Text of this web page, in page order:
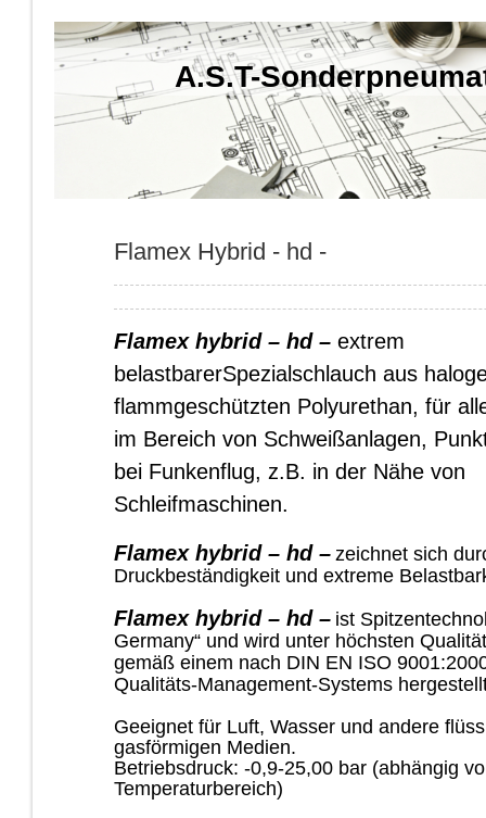
A.S.T-
Flamex Hybrid - hd -
Flamex hybrid – hd – extrem
belastbarerSpezialschlauch aus
flammgeschützten Polyurethan, für
im Bereich von Schweißanlagen,
bei Funkenflug, z.B. in der Nähe von
Schleifmaschinen.
Flamex hybrid – hd – zeichnet sich
Druckbeständigkeit und extreme
Flamex hybrid – hd – ist
Germany“ und wird unter höchsten
gemäß einem nach DIN EN ISO
Qualitäts-Management-Systems
Geeignet für Luft, Wasser und andere
gasförmigen Medien.
Betriebsdruck: -0,9-25,00 bar (abhängig
Temperaturbereich)